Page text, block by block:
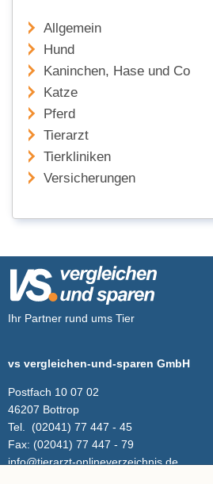
Allgemein
Hund
Kaninchen, Hase und Co
Katze
Pferd
Tierarzt
Tierkliniken
Versicherungen
Ihr Partner rund ums Tier
vs vergleichen-und-sparen GmbH
Postfach 10 07 02
46207 Bottrop
Tel.
(02041) 77 447 - 45
Fax: (02041) 77 447 - 79
info@tierarzt-onlineverzeichnis.de